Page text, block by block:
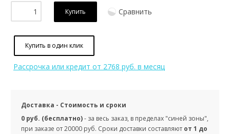
Купить Сравнить
Купить в один клик
Рассрочка или кредит от 2768 руб. в месяц
Доставка - Стоимость и сроки
0 руб. (бесплатно)- за весь заказ, в пределах "синей зоны",
при заказе от 20000 руб. Сроки доставки составляют от 1 до